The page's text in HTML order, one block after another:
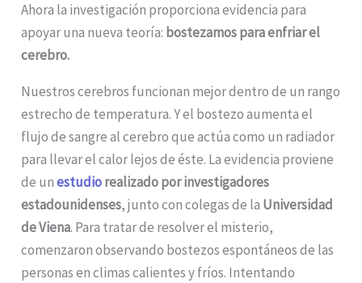
Ahora la investigación proporciona evidencia para
apoyar una nueva teoría: bostezamos para enfriar el
cerebro.
Nuestros cerebros funcionan mejor dentro de un rango
estrecho de temperatura. Y el bostezo aumenta el
flujo de sangre al cerebro que actúa como un radiador
para llevar el calor lejos de éste. La evidencia proviene
de unestudiorealizado porinvestigadores
estadounidenses, junto con colegas de la Universidad
de Viena. Para tratar de resolver el misterio,
comenzaron observando bostezos espontáneos de las
personas en climas calientes y fríos. Intentando